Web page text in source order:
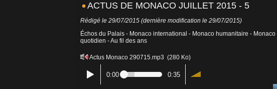
ACTUS DE MONACO JUILLET 2015 - 5
Rédigé le 29/07/2015 (dernière modification le 29/07/2015)
Échos du Palais - Monaco international - Monaco humanitaire -
quotidien - Au fil des ans
Actus Monaco 290715.mp3 (280 Ko)
0:00 0:35